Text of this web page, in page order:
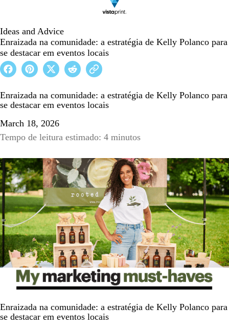
Ideas and Advice
Enraizada na comunidade: a estratégia de Kelly Polanco para
se destacar em eventos locais
Enraizada na comunidade: a estratégia de Kelly Polanco para
se destacar em eventos locais
March 18, 2026
Tempo de leitura estimado: 4 minutos
Enraizada na comunidade: a estratégia de Kelly Polanco para
se destacar em eventos locais